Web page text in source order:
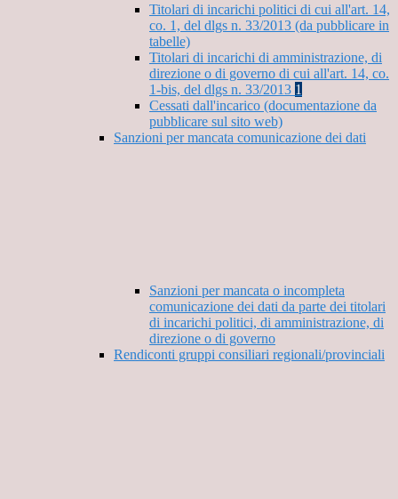
Titolari di incarichi politici di cui all'art. 14,
co. 1, del dlgs n. 33/2013 (da pubblicare in
tabelle)
Titolari di incarichi di amministrazione, di
direzione o di governo di cui all'art. 14, co.
1-bis, del dlgs n. 33/2013 1
Cessati dall'incarico (documentazione da
pubblicare sul sito web)
Sanzioni per mancata comunicazione dei dati
Sanzioni per mancata o incompleta
comunicazione dei dati da parte dei titolari
di incarichi politici, di amministrazione, di
direzione o di governo
Rendiconti gruppi consiliari regionali/provinciali